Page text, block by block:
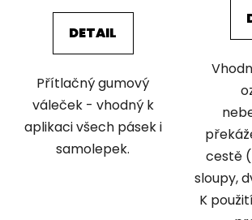
DETAIL
Přítlačný gumový
váleček - vhodný k
aplikaci všech pásek i
samolepek.
cestě
sloupy,
K